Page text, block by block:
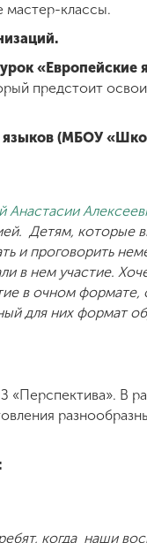
мастер-классы.
«Европейские
предстоит
языков (МБОУ
Детям, которые
и проговорить
в нем участие.
в очном формате,
для них формат
В
когда наши